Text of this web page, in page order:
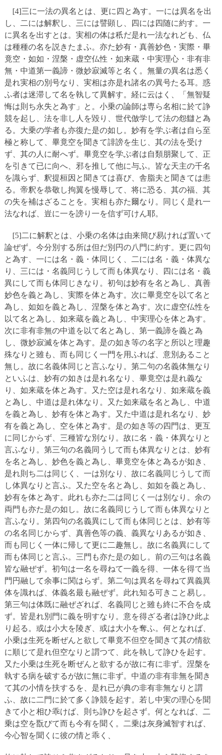
[4]三に一法の異名とは、更に四と為す。一には異名を出
し、二には解釈し、三には譬顕し、四には四随に約す。一
に異名を出すとは。実相の体は秖だ是れ一法なれども、仏
は種種の名を説きたまふ。亦た妙有・真善妙色・実際・畢
竟空・如如・涅槃・虚空仏性・如来蔵・中実理心・非有非
無・中道第一義諦・微妙寂滅等と名く。無量の異名は悉く
是れ実相の別号なり、実相は亦是れ諸名の異号たる耳。惑
ふ者は迷滞して名を執して異解す。経に云はく、「無智疑
悔は則ち永失と為す」と。小乗の論師は専ら名相に於て諍
競を起し、法を非し人を毀り、世代倣学して法の怨讎と為
る。大乗の学者も亦復た是の如し。妙有を学ぶ者は自ら至
極と称して、畢竟空を聞きて誹謗を生じ、其の法を受け
ず、其の人に耐へず。畢竟空を学ぶ者は自類朋聚して、正
を引きて已に向へ、邪を推して他に与ふ。皆な天主の千名
を識らず、釈提桓因と聞きては喜び、舎脂夫と聞きては恚
る。帝釈を恭敬し拘翼を慢辱して、将に恐る、其の福、其
の失を補はざることを。実相も亦た爾なり。同じく是れ一
法なれば、豈に一を謗り一を信ず可けん耶。
[5]二に解釈とは、小乗の名体は由来簡び易ければ置いて
論ぜず。今分別する所は但だ別円の八門に約す。更に四句
と為す、一には名・義・体同じく、二には名・義・体異な
り、三には・名義同じうして而も体異なり、四には名・義
異にして而も体同じきなり。初句は妙有を名と為し、真善
妙色を義と為し、実際を体と為す。次に畢竟空を以て名と
為し、如如を義と為し、涅槃を体と為す。次に虚空仏性を
以て名と為し、如来蔵を義と為し、中実理心を体と為す。
次に非有非無の中道を以て名と為し、第一義諦を義と為
し、微妙寂滅を体と為す。是の如き等の名字と所以と理趣
殊なりと雖も、而も同じく一門を用ふれば、意別あること
無し。故に名義体同じと言ふなり。第二句の名義体無なり
といふは、妙有の如きは是れ名なり、畢竟空は是れ義な
り、如来蔵を体と為す。又た空は是れ名なり、如来蔵を義
と為し、中道は是れ体なり。又た如来蔵を名と為し、中道
を義と為し、妙有を体と為す。又た中道は是れ名なり、妙
有を義と為し、空を体と為す。是の如き等の四門は、更互
に同じからず、三種皆な別なり。故に名・義・体異なりと
言ふなり。第三句の名義同うして而も体異なりとは、妙有
を名と為し、妙色を義と為し、畢竟空を体と為るが如き、
是れ則ち二は同じく、一は別なり、故に名義同じうして而
し体異なりと言ふ。又た空を名と為し、如如を義と為し、
妙有を体と為す。此れも亦た二は同じく一は別なり。余の
両門も亦た是の如し。故に名義同じうして而も体異なりと
言ふなり。第四句の名義異にして而も体同じとは、妙有等
の名名同じからず、真善色等の義、義異なりあるが如き、
而も同じく一体に帰して更に二趣無し。故に名義異にして
而も体同じと言ふ。三門も亦た是の如し。前の三句は名義
皆な融ぜず。初句は一名を尋ねて一義を得、一体を得て当
門円融して余事に関はらず。第二句は異名を尋ねて異義異
体を識れば、体義名最も融ぜず。此れ知る可きこと易し。
第三句は体既に融ぜざれば、名義同じと雖も終に不合を成
ず。皆是れ別門に義を明すなり。意を得ざる者は諍ひ此よ
り起る。或は小大を陵ぎ、或は大小を奪ふ。何となれば、
小乗は生死を断ぜんと欲して畢竟不但空を聞きて其の情欲
に順じて是れ但空なりと謂つて、此を執して諍ひを起す。
又た小乗は生死を断ぜんと欲するが故に有に非ず。涅槃を
執する病を破するが故に無に非ず。中道の非有非無を聞き
て其の小情を扶するを、是れ已が典の非有非無なりと謂
ふ、故に二門に於て多く諍競を起す。若し中実の理心を聞
きて小と相ひ乖けば、則ち諍ひを起さず。何となれば、二
乗は空を翫びて而も今有を聞く。二乗は灰身滅智すれば、
今心智を聞くに彼の情と乖く、